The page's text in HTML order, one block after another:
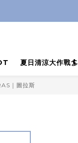
夏日清涼大作戰🏄
｜圖拉斯